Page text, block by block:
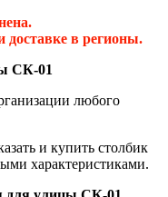
доставке в регионы.
СК-01
любого
и купить столбик
характеристиками.